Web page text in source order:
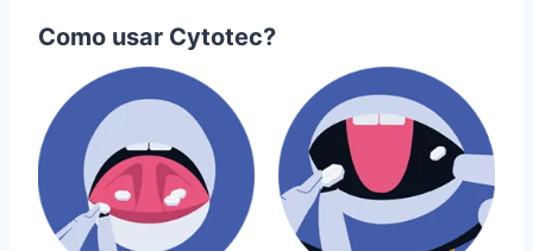
Como usar Cytotec?